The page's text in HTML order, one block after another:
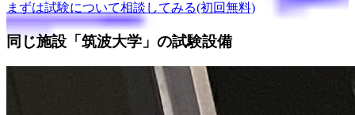
まずは試験について相談してみる(初回無料)
同じ施設「筑波大学」の試験設備